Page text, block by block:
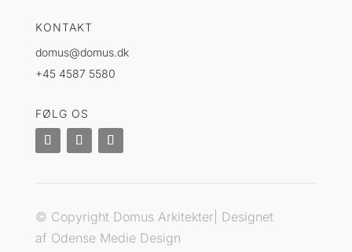
KONTAKT
domus@domus.dk
+45 4587 5580
FØLG OS
© Copyright Domus Arkitekter| Designet
af Odense Medie Design